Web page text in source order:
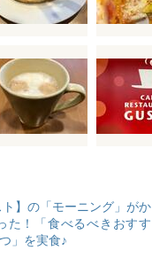
ト】の「モーニング」がか
た！「食べるべきおすす
」を実食♪